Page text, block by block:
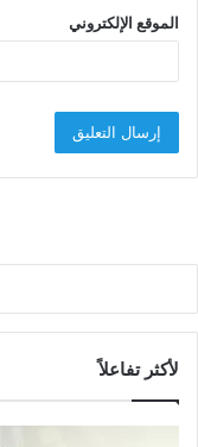
الموقع الإلكتروني
لأكثر تفاعلاً